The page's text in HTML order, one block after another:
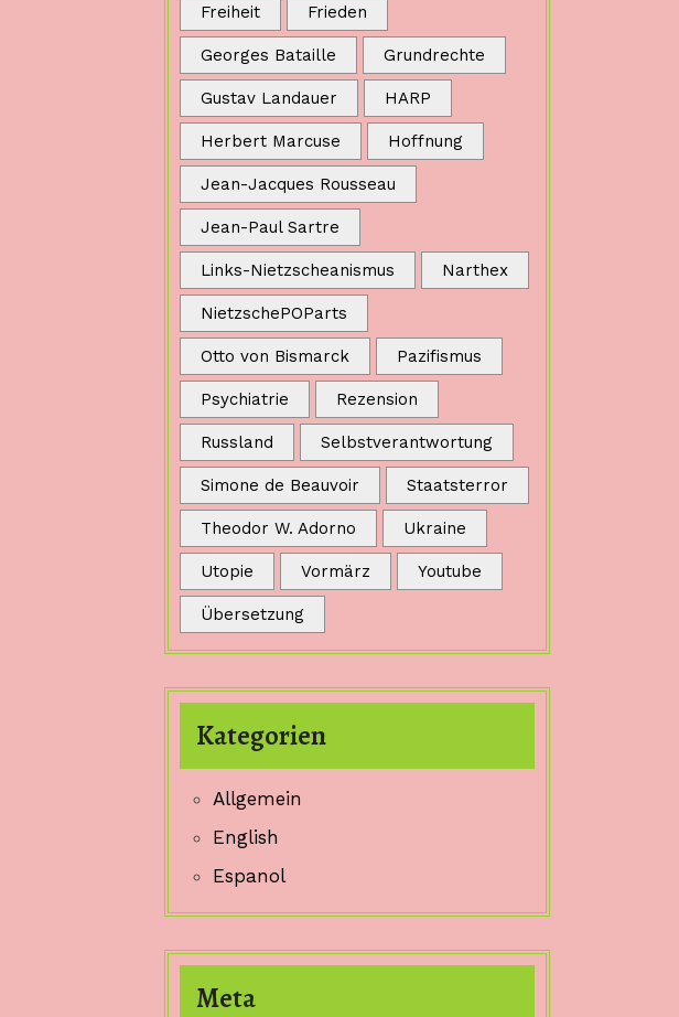
Freiheit Frieden
Georges Bataille Grundrechte
Gustav Landauer HARP
Herbert Marcuse Hoffnung
Jean-Jacques Rousseau
Jean-Paul Sartre
Links-Nietzscheanismus Narthex
NietzschePOParts
Otto von Bismarck Pazifismus
Psychiatrie Rezension
Russland Selbstverantwortung
Simone de Beauvoir Staatsterror
Theodor W. Adorno Ukraine
Utopie Vormärz Youtube
Übersetzung
Kategorien
Allgemein
English
Espanol
Meta